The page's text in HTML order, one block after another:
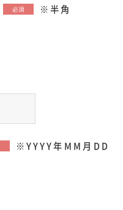
必須 ※半角
※YYYY年MM月DD